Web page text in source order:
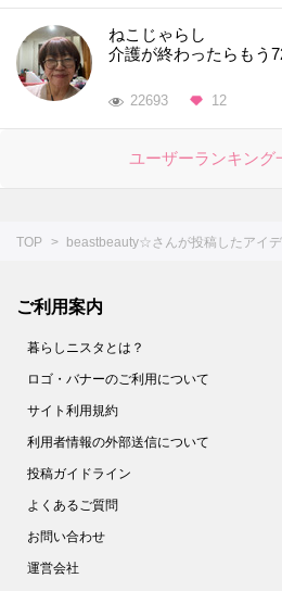
ねこじゃらし
介護が終わったらもう
22693 12
ユーザーランキング
TOP beastbeauty☆さんが投稿したアイ
ご利用案内
暮らしニスタとは？
ロゴ・バナーのご利用について
サイト利用規約
利用者情報の外部送信について
投稿ガイドライン
よくあるご質問
お問い合わせ
運営会社